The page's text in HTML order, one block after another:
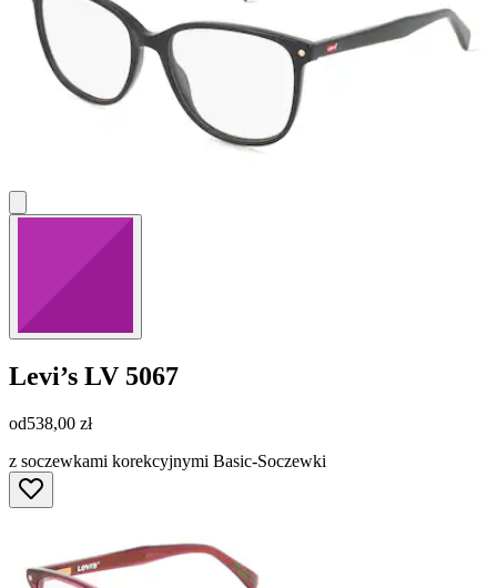
Levi’s LV 5067
od538,00 zł
z soczewkami korekcyjnymi Basic-Soczewki